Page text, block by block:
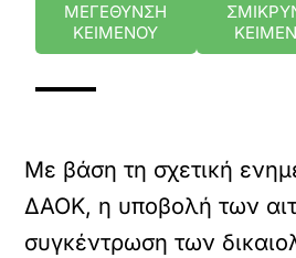
ΜΕΓΕΘΥΝΣΗ
ΚΕΙΜΕΝΟΥ
Με βάση τη σχετική
ΔΑΟΚ, η υποβολή των
συγκέντρωση των